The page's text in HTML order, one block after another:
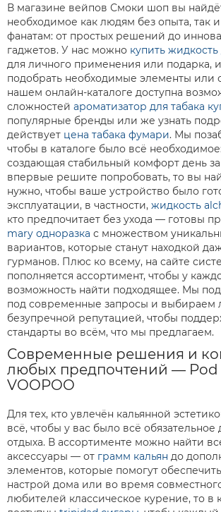
В магазине вейпов Смоки шоп вы
необходимое как людям без опыта, так
фанатам: от простых решений до
гаджетов. У нас можно купить
для личного применения или подарка,
подобрать необходимые элементы или
нашем онлайн-каталоге доступна
сложностей ароматизатор для табака
популярные бренды или же узнать
действует цена табака фумари. Мы
чтобы в каталоге было всё необходимое:
создающая стабильный комфорт день
впервые решите попробовать, то вы
нужно, чтобы ваше устройство было
эксплуатации, в частности, жидкость
кто предпочитает без ухода — готовы
mary одноразка с множеством
вариантов, которые станут находкой
гурманов. Плюс ко всему, на сайте
пополняется ассортимент, чтобы у
возможность найти подходящее. Мы
под современные запросы и выбираем
безупречной репутацией, чтобы
стандарты во всём, что мы предлагаем.
Современные решения и
любых предпочтений — Pod
VOOPOO
Для тех, кто увлечён кальянной
всё, чтобы у вас было всё обязательное
отдыха. В ассортименте можно найти
аксессуары — от грамм кальян до
элементов, которые помогут
настрой дома или во время
любителей классическое курение, то в